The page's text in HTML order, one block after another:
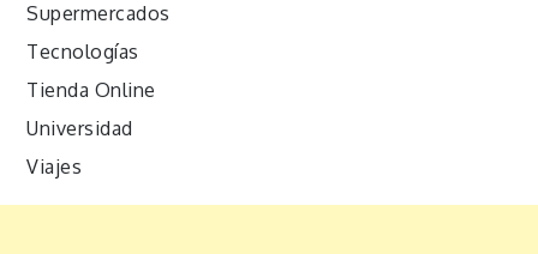
Supermercados
Tecnologías
Tienda Online
Universidad
Viajes